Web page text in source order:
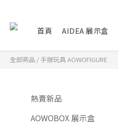
首頁 AIDEA 展示盒
全部商品 /手辦玩具 AOWOFIGURE
熱賣新品
AOWOBOX 展示盒